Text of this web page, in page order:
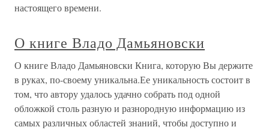
настоящего времени.
О книге Владо Дамьяновски
О книге Владо Дамьяновски Книга, которую Вы держите
в руках, по-своему уникальна.Ее уникальность состоит в
том, что автору удалось удачно собрать под одной
обложкой столь разную и разнородную информацию из
самых различных областей знаний, чтобы доступно и